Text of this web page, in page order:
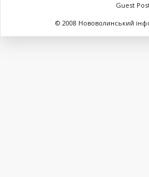
Guest
© 2008 Нововолинський